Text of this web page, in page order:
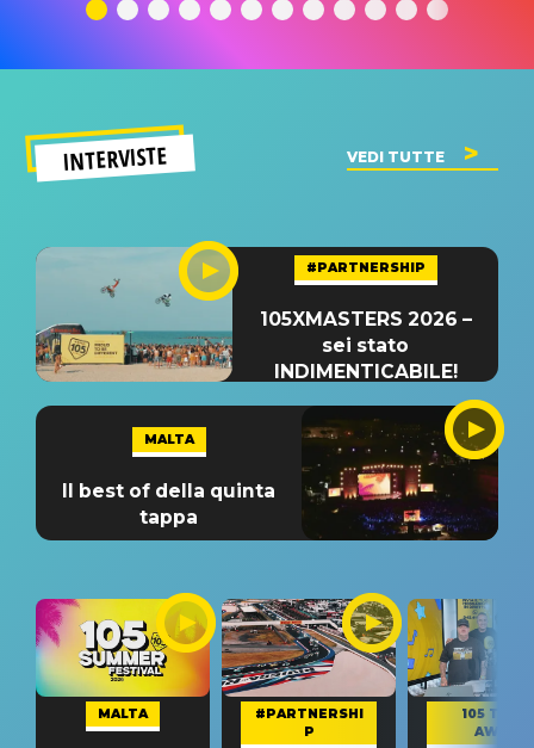
INTERVISTE VEDI TUTTE
#PARTNERSHIP
105XMASTERS 2026 –
sei stato
INDIMENTICABILE!
MALTA
Il best of della quinta
tappa
MALTA
#PARTNERSHI
P
105 TAKE
AWAY